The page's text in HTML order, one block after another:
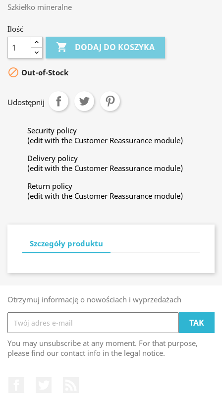
Szkiełko mineralne
Ilość
 DODAJ DO KOSZYKA
 Out-of-Stock
Udostępnij
Security policy
(edit with the Customer Reassurance module)
Delivery policy
(edit with the Customer Reassurance module)
Return policy
(edit with the Customer Reassurance module)
Szczegóły produktu
Otrzymuj informację o nowościach i wyprzedażach
You may unsubscribe at any moment. For that purpose,
please find our contact info in the legal notice.